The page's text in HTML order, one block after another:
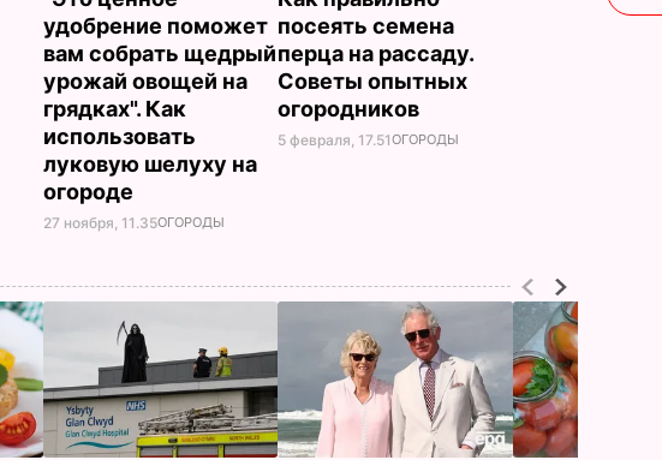
удобрение поможет
вам собрать щедрый
урожай овощей на
грядках". Как
использовать
луковую шелуху на
огороде
27 ноября, 11.35ОГОРОДЫ
посеять семена
перца на рассаду.
Советы опытных
огородников
5 февраля, 17.51ОГОРОДЫ